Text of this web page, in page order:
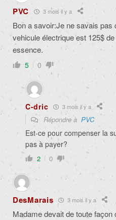
PVC 3 mois il y a
Bon a savoir:Je ne savais pas
vehicule électrique est 125$
essence.
5 0
C-dric 3 mois il y a
Répondre à PVC
Est-ce pour compenser la
pas à payer?
2 0
DesMarais 3 mois il y a
Madame devait de toute